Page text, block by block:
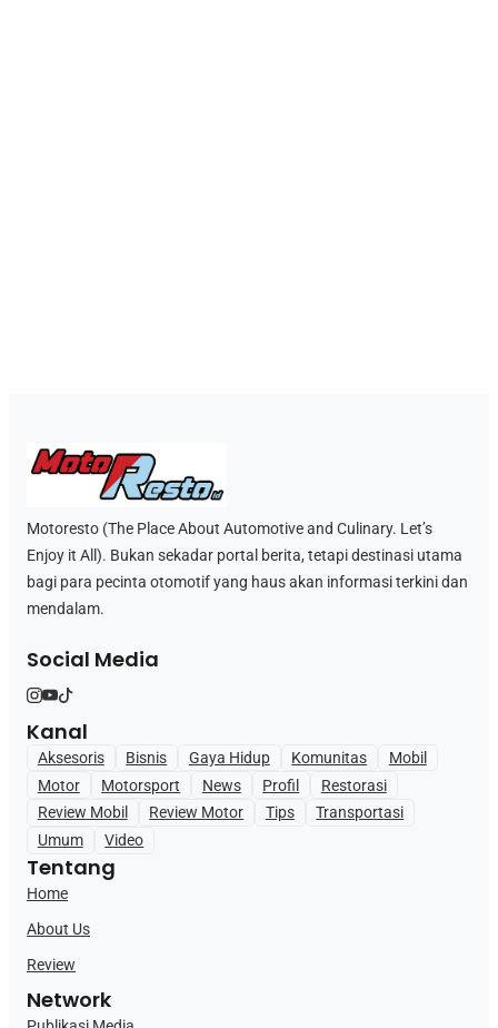
Motoresto (The Place About Automotive and Culinary. Let’s
Enjoy it All). Bukan sekadar portal berita, tetapi destinasi utama
bagi para pecinta otomotif yang haus akan informasi terkini dan
mendalam.
Social Media
Kanal
Aksesoris Bisnis Gaya Hidup Komunitas
Mobil
Motor
Motorsport News Profil
Restorasi
Review Mobil
Review Motor Tips
Transportasi
Umum
Video
Tentang
Home
About Us
Review
Network